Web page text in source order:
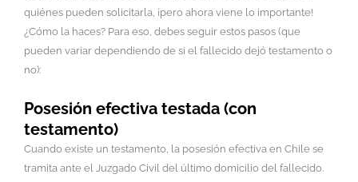
quiénes pueden solicitarla, ¡pero ahora viene lo importante!
¿Cómo la haces? Para eso, debes seguir estos pasos (que
pueden variar dependiendo de si el fallecido dejó testamento o
no):
Posesión efectiva testada (con
testamento)
Cuando existe un testamento, la posesión efectiva en Chile se
tramita ante el Juzgado Civil del último domicilio del fallecido.